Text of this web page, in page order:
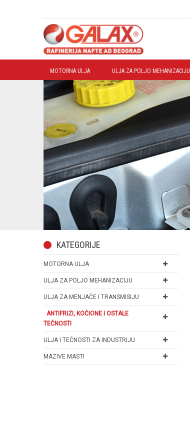
MOTORNA ULJA ULJA ZA POLJO MEHANIZACIJU
KATEGORIJE
MOTORNA ULJA
ULJA ZA POLJO MEHANIZACIJU
ULJA ZA MENJAČE I TRANSMISIJU
ANTIFRIZI, KOČIONE I OSTALE
TEČNOSTI
ULJA I TEČNOSTI ZA INDUSTRIJU
MAZIVE MASTI